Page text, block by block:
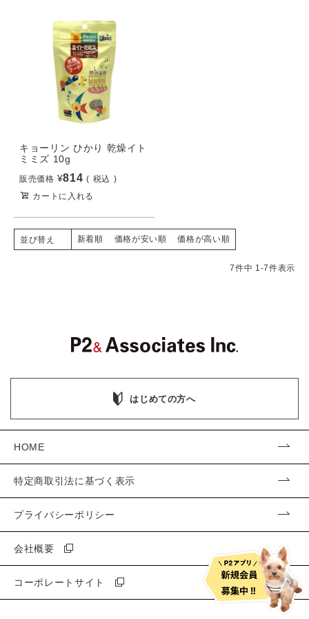
キョーリン ひかり 乾燥イト
ミミズ 10g
販売価格 ¥814
税込
カートに入れる
並び替え 新着順 価格が安い順 価格が高い順
7件中 1-7件表示
はじめての方へ
HOME
特定商取引法に基づく表示
プライバシーポリシー
会社概要
コーポレートサイト